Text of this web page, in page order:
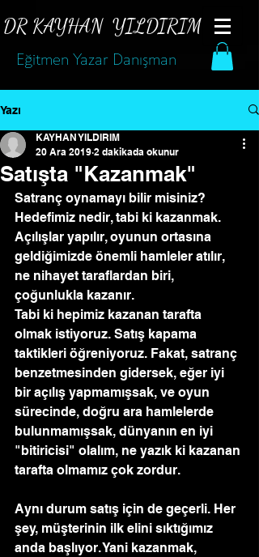
Eğitmen Yazar Danışman
DR KAYHAN YILDIRIM
Yazı
Satışta "Kazanmak"
KAYHAN YILDIRIM
20 Ara 2019 2 dakikada okunur
Satranç oynamayı bilir misiniz?
Hedefimiz nedir, tabi ki kazanmak.
Açılışlar yapılır, oyunun ortasına
geldiğimizde önemli hamleler atılır,
ne nihayet taraflardan biri,
çoğunlukla kazanır.
Tabi ki hepimiz kazanan tarafta
olmak istiyoruz. Satış kapama
taktikleri öğreniyoruz. Fakat, satranç
benzetmesinden gidersek, eğer iyi
bir açılış yapmamışsak, ve oyun
sürecinde, doğru ara hamlelerde
bulunmamışsak, dünyanın en iyi
"bitiricisi" olalım, ne yazık ki kazanan
tarafta olmamız çok zordur.
Aynı durum satış için de geçerli. Her
şey, müşterinin ilk elini sıktığımız
anda başlıyor. Yani kazanmak,